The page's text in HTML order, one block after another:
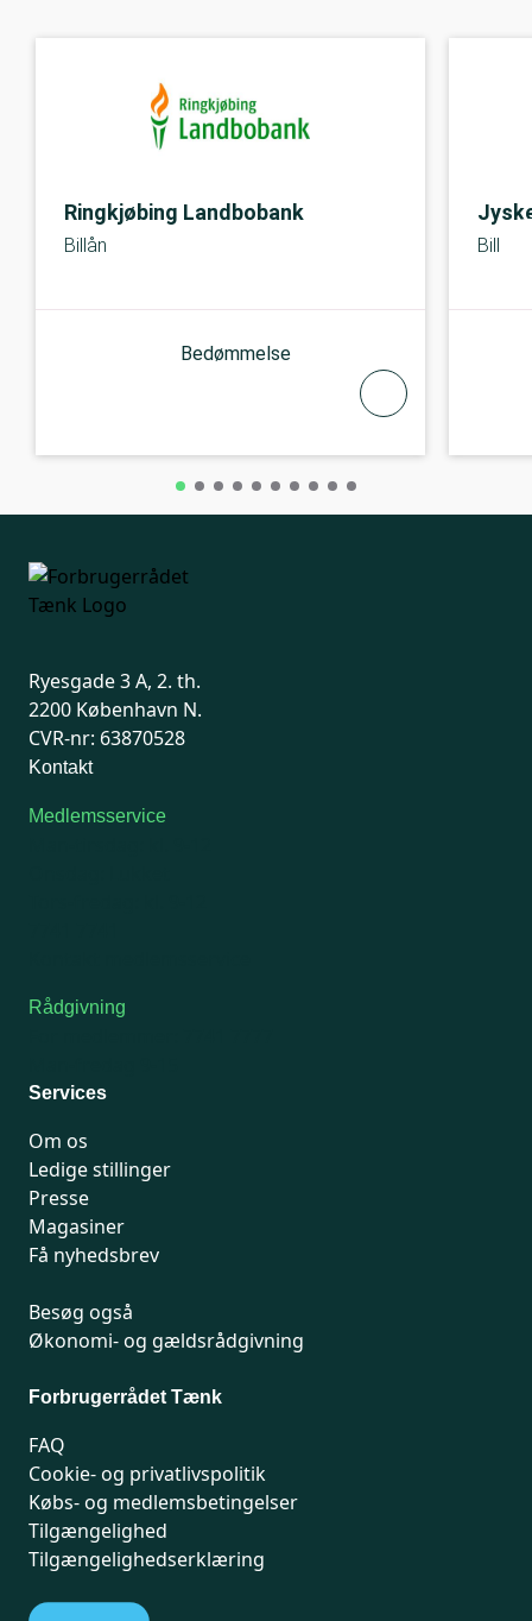
Ringkjøbing Landbobank
Billån
Bedømmelse
Billån
Ryesgade 3 A, 2. th.
2200 København N.
CVR-nr: 63870528
Kontakt
Medlemsservice
Rådgivning
Services
Om os
Ledige stillinger
Presse
Magasiner
Få nyhedsbrev
Besøg også
Økonomi- og gældsrådgivning
Forbrugerrådet Tænk
FAQ
Cookie- og privatlivspolitik
Købs- og medlemsbetingelser
Tilgængelighed
Tilgængelighedserklæring